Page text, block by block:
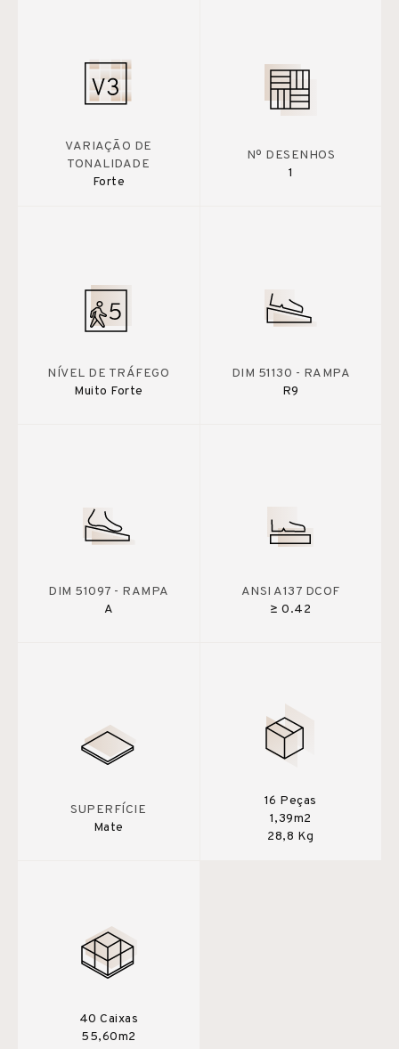
VARIAÇÃO DE
TONALIDADE
Forte
Nº DESENHOS
1
NÍVEL DE TRÁFEGO
Muito Forte
DIM 51130 - RAMPA
R9
DIM 51097 - RAMPA
A
ANSI A137 DCOF
≥ 0.42
SUPERFÍCIE
Mate
16 Peças
1,39m2
28,8 Kg
40 Caixas
55,60m2